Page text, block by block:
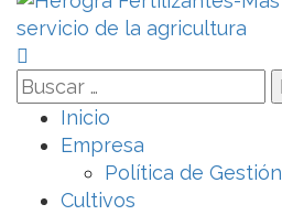
Inicio
Empresa
Política de Gestión
Cultivos